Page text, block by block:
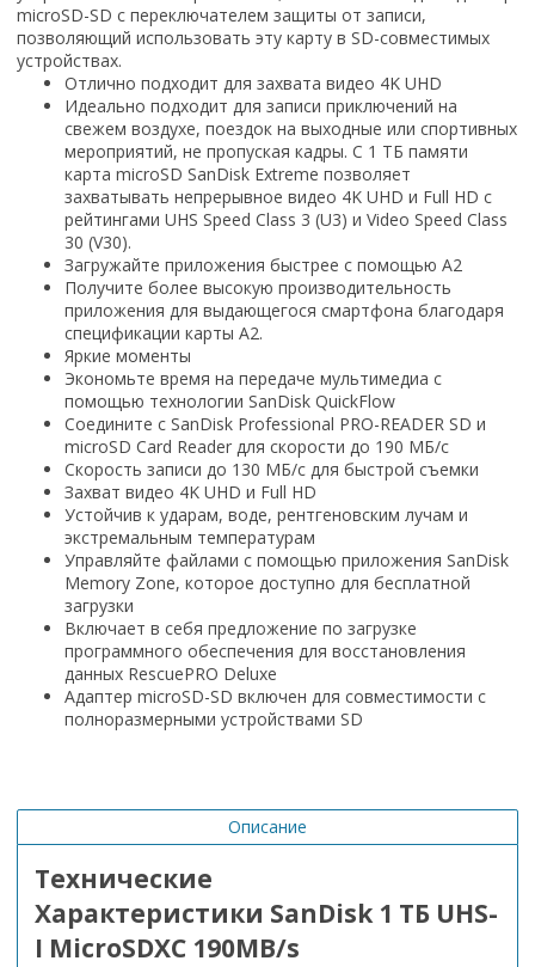
microSD-SD с переключателем защиты от записи,
позволяющий использовать эту карту в SD-совместимых
устройствах.
Отлично подходит для захвата видео 4K UHD
Идеально подходит для записи приключений на
свежем воздухе, поездок на выходные или спортивных
мероприятий, не пропуская кадры. С 1 ТБ памяти
карта microSD SanDisk Extreme позволяет
захватывать непрерывное видео 4K UHD и Full HD с
рейтингами UHS Speed Class 3 (U3) и Video Speed Class
30 (V30).
Загружайте приложения быстрее с помощью A2
Получите более высокую производительность
приложения для выдающегося смартфона благодаря
спецификации карты A2.
Яркие моменты
Экономьте время на передаче мультимедиа с
помощью технологии SanDisk QuickFlow
Соедините с SanDisk Professional PRO-READER SD и
microSD Card Reader для скорости до 190 МБ/с
Скорость записи до 130 МБ/с для быстрой съемки
Захват видео 4K UHD и Full HD
Устойчив к ударам, воде, рентгеновским лучам и
экстремальным температурам
Управляйте файлами с помощью приложения SanDisk
Memory Zone, которое доступно для бесплатной
загрузки
Включает в себя предложение по загрузке
программного обеспечения для восстановления
данных RescuePRO Deluxe
Адаптер microSD-SD включен для совместимости с
полноразмерными устройствами SD
Описание
Технические
Характеристики SanDisk 1 ТБ UHS-
I MicroSDXC 190MB/s